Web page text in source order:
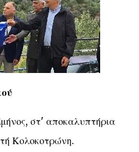
στ' αποκαλυπτήρια
Κολοκοτρώνη.